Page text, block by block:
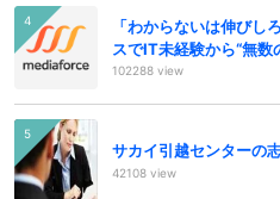
「わからないは伸びし
スでIT未経験から“無数
102288 view
サカイ引越センターの
42108 view